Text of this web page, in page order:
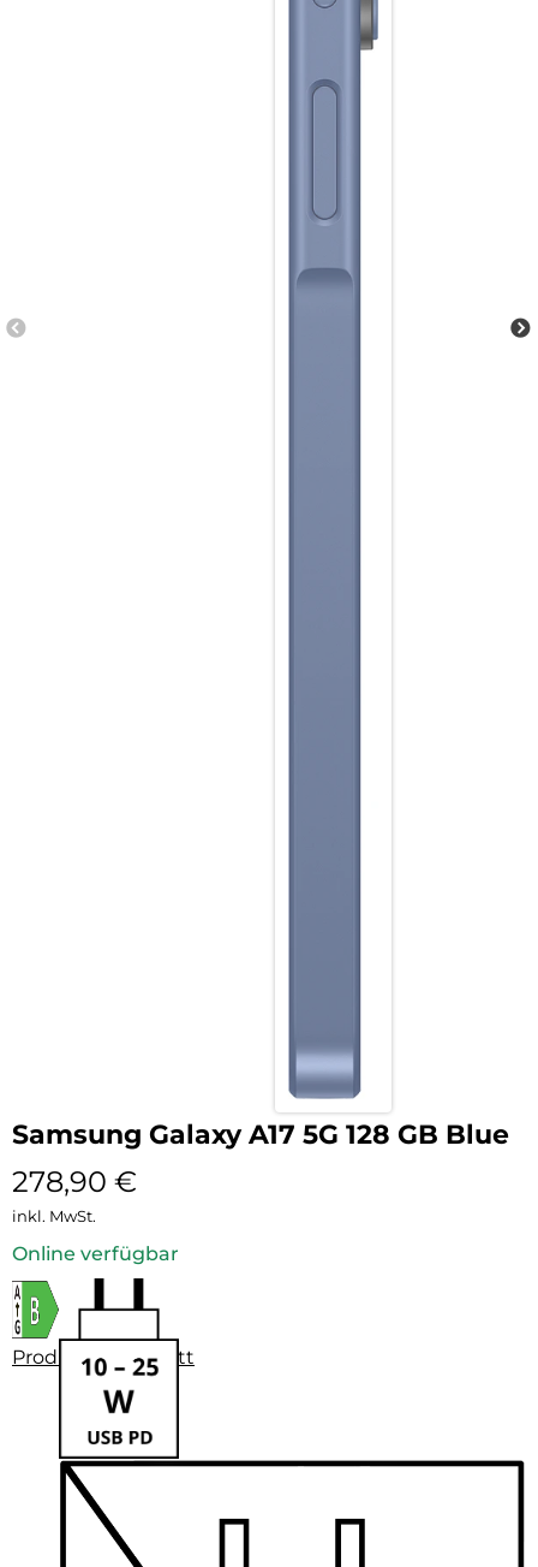
Samsung Galaxy A17 5G 128 GB Blue
278,90 €
inkl. MwSt.
Online verfügbar
Produktdatenblatt